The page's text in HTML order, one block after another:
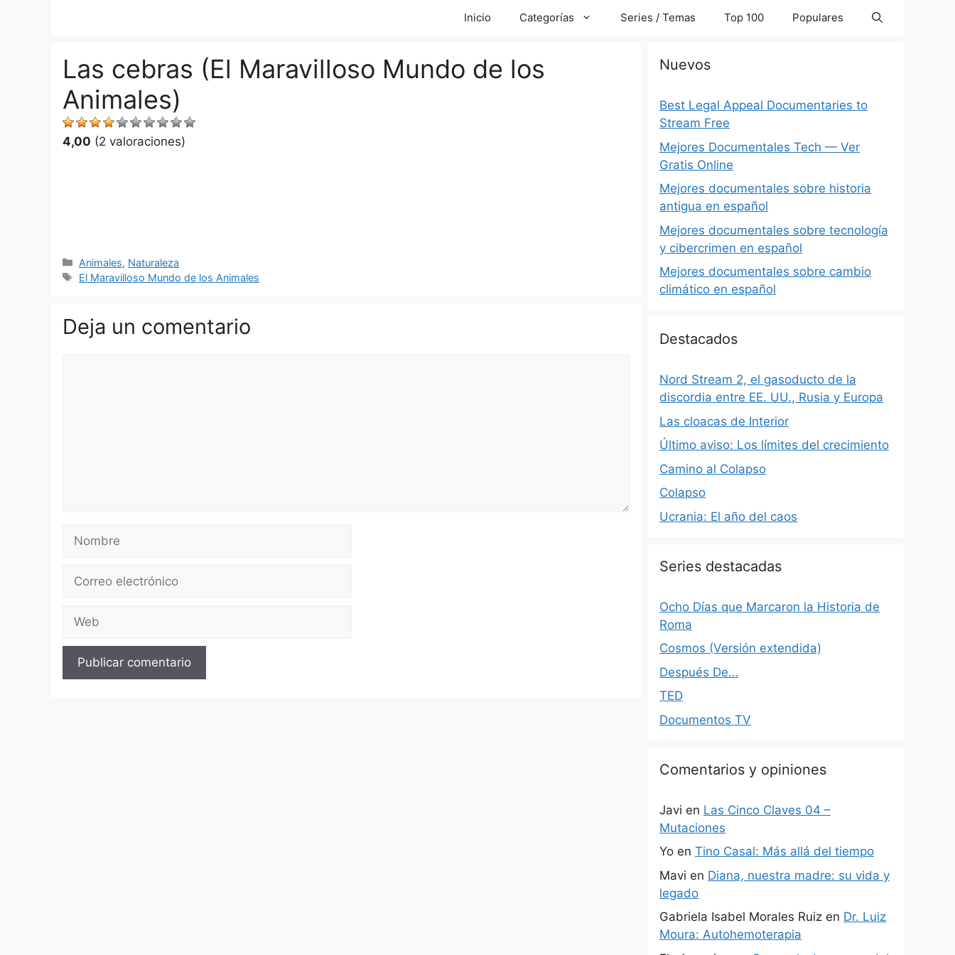
Inicio Categorías Series / Temas Top 100 Populares
Las cebras (El Maravilloso Mundo de los
Animales)
4,00 (2 valoraciones)
Categorías
Animales, Naturaleza
Etiquetas
El Maravilloso Mundo de los Animales
Deja un comentario
electrónico
Nuevos
Best Legal Appeal Documentaries to
Stream Free
Mejores Documentales Tech — Ver
Gratis Online
Mejores documentales sobre historia
antigua en español
Mejores documentales sobre tecnología
y cibercrimen en español
Mejores documentales sobre cambio
climático en español
Destacados
Nord Stream 2, el gasoducto de la
discordia entre EE. UU., Rusia y Europa
Las cloacas de Interior
Último aviso: Los límites del crecimiento
Camino al Colapso
Colapso
Ucrania: El año del caos
Series destacadas
Ocho Días que Marcaron la Historia de
Roma
Cosmos (Versión extendida)
Después De…
TED
Documentos TV
Comentarios y opiniones
Javi en Las Cinco Claves 04 –
Mutaciones
Yo en Tino Casal: Más allá del tiempo
Mavi en Diana, nuestra madre: su vida y
legado
Gabriela Isabel Morales Ruiz en Dr. Luiz
Moura: Autohemoterapia